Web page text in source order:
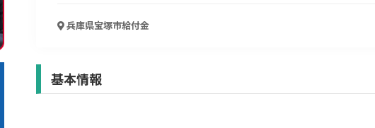
IT導入
兵庫県宝塚市給付金
基本情報